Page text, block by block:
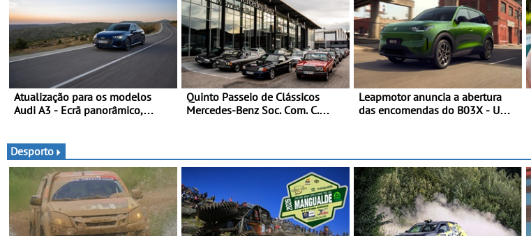
Atualização para os modelos
Audi A3 - Ecrã panorâmico,
assistente de marcha-atrás
Quinto Passeio de Clássicos
Mercedes-Benz Soc. Com. C.
Leapmotor anuncia a abertura
das encomendas do B03X - Uma
Desporto